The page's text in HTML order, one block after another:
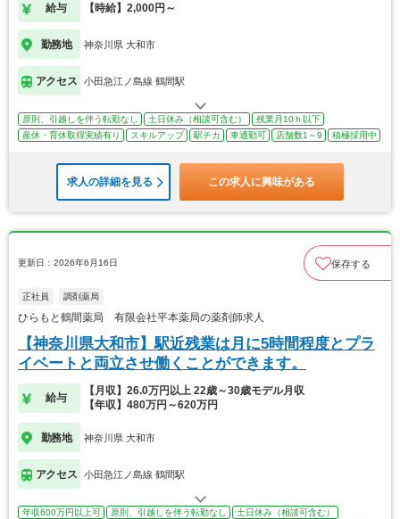
給与 【時給】2,000円～
勤務地 神奈川県 大和市
アクセス 小田急江ノ島線 鶴間駅
原則、引越しを伴う転勤なし 土日休み（相談可含む）
残業月10ｈ以下
産休・育休取得実績有り
スキルアップ 駅チカ 車通勤可 店舗数1～9 積極採用中
求人の詳細を見る この求人に興味がある
更新日：2026年6月16日 保存する
正社員 調剤薬局
ひらもと鶴間薬局 有限会社平本薬局の薬剤師求人
【神奈川県大和市】駅近残業は月に5時間程度とプラ
イベートと両立させ働くことができます。
給与
【月収】26.0万円以上 22歳～30歳モデル月収
【年収】480万円～620万円
勤務地 神奈川県 大和市
アクセス 小田急江ノ島線 鶴間駅
年収600万円以上可 原則、引越しを伴う転勤なし
土日休み（相談可含む）